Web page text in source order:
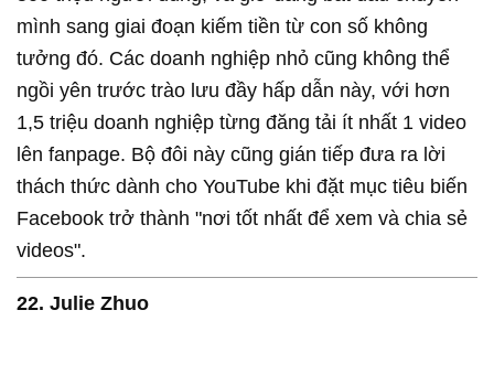
mình sang giai đoạn kiếm tiền từ con số không
tưởng đó. Các doanh nghiệp nhỏ cũng không thể
ngồi yên trước trào lưu đầy hấp dẫn này, với hơn
1,5 triệu doanh nghiệp từng đăng tải ít nhất 1 video
lên fanpage. Bộ đôi này cũng gián tiếp đưa ra lời
thách thức dành cho YouTube khi đặt mục tiêu biến
Facebook trở thành "nơi tốt nhất để xem và chia sẻ
videos".
22. Julie Zhuo